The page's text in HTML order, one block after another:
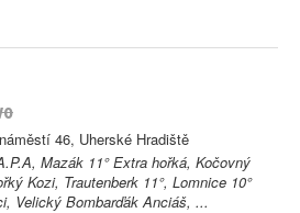
46, Uherské Hradiště
Mazák 11° Extra hořká, Kočovný
Kozi, Trautenberk 11°, Lomnice 10°
Velický Bombarďák Anciáš, ...